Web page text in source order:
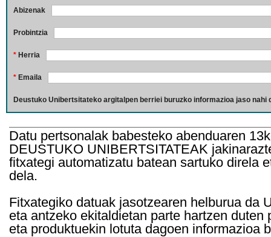
Abizenak
Probintzia
* Herria
* Emaila
Deustuko Unibertsitateko argitalpen berriei buruzko informazioa jaso nahi
Datu pertsonalak babesteko abenduaren
DEUSTUKO UNIBERTSITATEAK
fitxategi automatizatu batean sartuko direla
dela.
Fitxategiko datuak jasotzearen helburua da
eta antzeko ekitaldietan parte hartzen
eta produktuekin lotuta dagoen informazioa